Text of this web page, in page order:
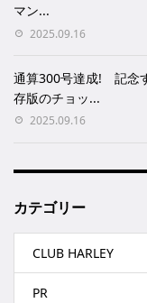
マン...
2025.09.16
通算300号達成! 記念
存版のチョッ...
2025.09.16
カテゴリー
CLUB HARLEY
PR